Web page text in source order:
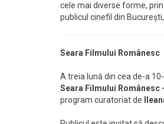
cele mai diverse forme,
publicul cinefil din
Seara Filmului Românesc
A treia lună din cea de-a
Seara Filmului Românesc
program curatoriat de